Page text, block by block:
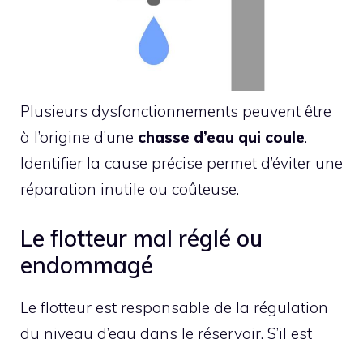
Plusieurs dysfonctionnements peuvent être
à l’origine d’une chasse d’eau qui coule.
Identifier la cause précise permet d’éviter une
réparation inutile ou coûteuse.
Le flotteur mal réglé ou
endommagé
Le flotteur est responsable de la régulation
du niveau d’eau dans le réservoir. S’il est